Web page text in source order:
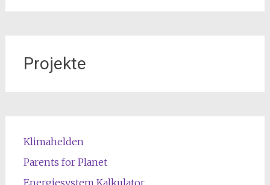
Projekte
Klimahelden
Parents for Planet
Energiesystem Kalkulator